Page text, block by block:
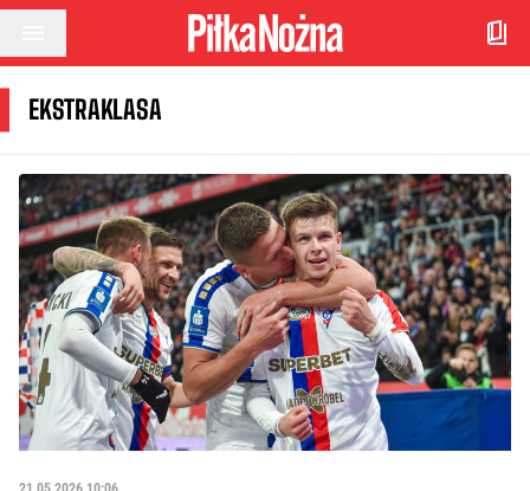
Przejdź do treści
EKSTRAKLASA